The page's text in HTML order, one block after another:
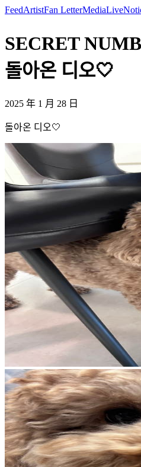
FeedArtistFan LetterMediaLive
SECRET
돌아온 디오🤍
2025 年 1 月 28 日
돌아온 디오🤍